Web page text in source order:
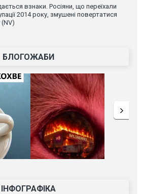
взнаки. Росіяни, що переїхали
2014 року, змушені повертатися
БЛОГОЖАБИ
ІНФОГРАФІКА